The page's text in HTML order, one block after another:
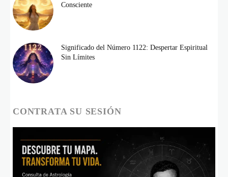
Consciente
Significado del Número 1122: Despertar Espiritual
Sin Límites
CONTRATA SU SESIÓN